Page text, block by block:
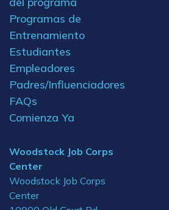
Programas de
Entrenamiento
Estudiantes
Empleadores
Padres/Influenciadores
FAQs
Comienza Ya
Woodstock Job Corps
Center
Woodstock Job Corps
Center